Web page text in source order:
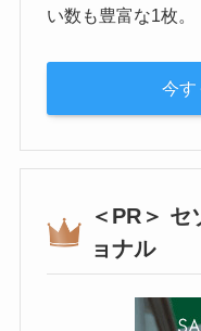
い数も豊富な1枚。
今す
＜PR＞
ョナル